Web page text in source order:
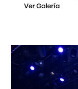
Ver Galería